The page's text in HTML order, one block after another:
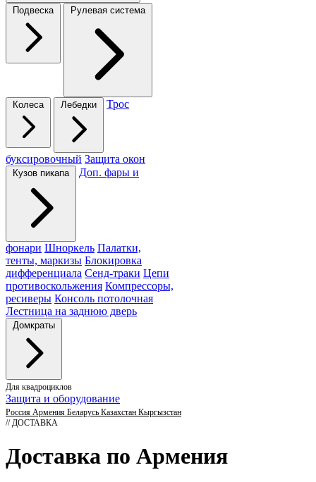
Подвеска Рулевая система
Колеса Лебедки Трос
буксировочный Защита окон
Кузов пикапа Доп. фары и
фонари Шноркель Палатки,
тенты, маркизы Блокировка
дифференциала Сенд-траки Цепи
противоскольжения Компрессоры,
ресиверы Консоль потолочная
Лестница на заднюю дверь
Домкраты
Для квадроциклов
Защита и оборудование
Россия Армения Беларусь Казахстан Кыргызстан
// ДОСТАВКА
Доставка по Армения